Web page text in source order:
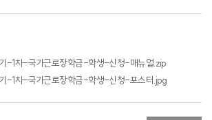
-1차-국가근로장학금-학생-신청-매뉴얼.zip
-1차-국가근로장학금-학생-신청-포스터.jpg